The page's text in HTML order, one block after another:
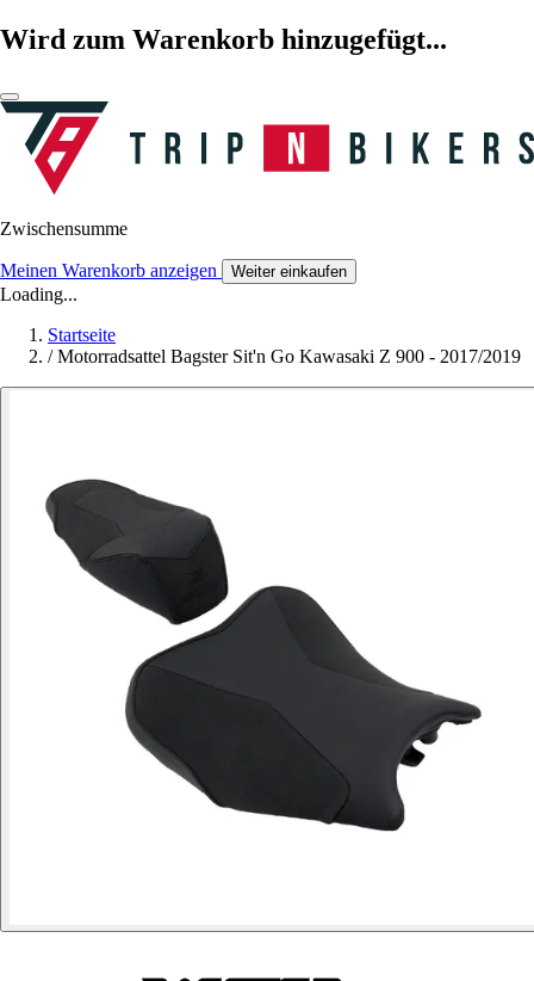
Wird zum Warenkorb hinzugefügt...
Zwischensumme
Meinen Warenkorb anzeigen Weiter einkaufen
Loading...
Startseite
/ Motorradsattel Bagster Sit'n Go Kawasaki Z 900 - 2017/2019